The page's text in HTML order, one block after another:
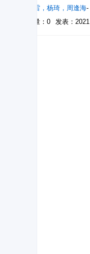
张春雷 ， 杨琦 ， 周逢海-
被引量：0
发表：2021